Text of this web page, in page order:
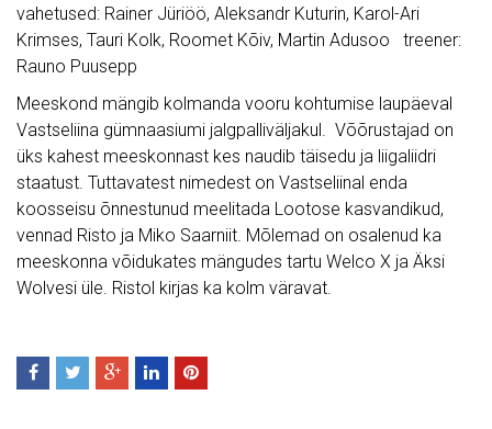
vahetused: Rainer Jüriöö, Aleksandr Kuturin, Karol-Ari
Krimses, Tauri Kolk, Roomet Kõiv, Martin Adusoo treener:
Rauno Puusepp
Meeskond mängib kolmanda vooru kohtumise laupäeval
Vastseliina gümnaasiumi jalgpalliväljakul. Võõrustajad on
üks kahest meeskonnast kes naudib täisedu ja liigaliidri
staatust. Tuttavatest nimedest on Vastseliinal enda
koosseisu õnnestunud meelitada Lootose kasvandikud,
vennad Risto ja Miko Saarniit. Mõlemad on osalenud ka
meeskonna võidukates mängudes tartu Welco X ja Äksi
Wolvesi üle. Ristol kirjas ka kolm väravat.